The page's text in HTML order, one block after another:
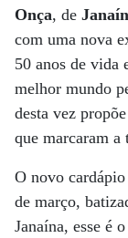
Onça, de
com uma nova
50 anos de vida
melhor mundo
desta vez
que marcaram a
O novo
de março,
Janaína, esse é